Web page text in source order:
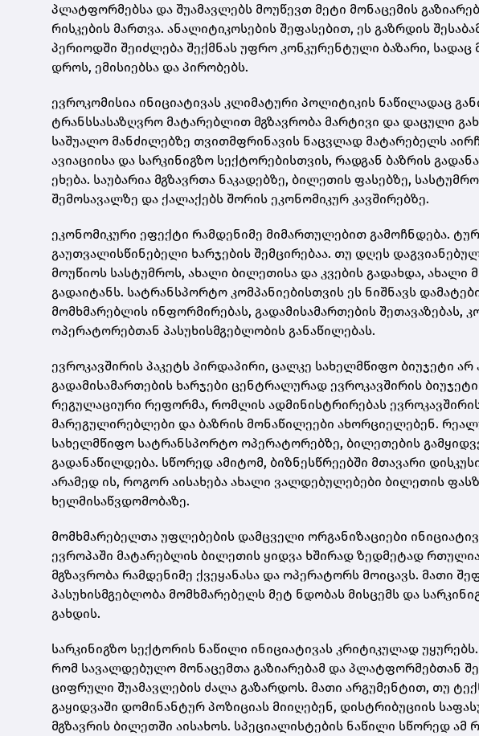
პლატფორმებსა და შუამავლებს მოუწევთ მეტი მონაცემის
რისკების მართვა. ანალიტიკოსების შეფასებით, ეს გაზრდის
პერიოდში შეიძლება შექმნას უფრო კონკურენტული ბაზარი,
დროს, ემისიებსა და პირობებს.
ევროკომისია ინიციატივას კლიმატური პოლიტიკის ნაწილადაც
ტრანსსასაზღვრო მატარებლით მგზავრობა მარტივი და დაცული
საშუალო მანძილებზე თვითმფრინავის ნაცვლად მატარებელს
ავიაციისა და სარკინიგზო სექტორებისთვის, რადგან ბაზრის
ეხება. საუბარია მგზავრთა ნაკადებზე, ბილეთის ფასებზე,
შემოსავალზე და ქალაქებს შორის ეკონომიკურ კავშირებზე.
ეკონომიკური ეფექტი რამდენიმე მიმართულებით გამოჩნდება.
გაუთვალისწინებელი ხარჯების შემცირებაა. თუ დღეს
მოუწიოს სასტუმროს, ახალი ბილეთისა და კვების გადახდა, ახალი
გადაიტანს. სატრანსპორტო კომპანიებისთვის ეს ნიშნავს
მომხმარებლის ინფორმირებას, გადამისამართების შეთავაზებას,
ოპერატორებთან პასუხისმგებლობის განაწილებას.
ევროკავშირის პაკეტს პირდაპირი, ცალკე სახელმწიფო ბიუჯეტი არ
გადამისამართების ხარჯები ცენტრალურად ევროკავშირის
რეგულაციური რეფორმა, რომლის ადმინისტრირებას
მარეგულირებლები და ბაზრის მონაწილეები ახორციელებენ.
სახელმწიფო სატრანსპორტო ოპერატორებზე, ბილეთების
გადანაწილდება. სწორედ ამიტომ, ბიზნესწრეებში მთავარი
არამედ ის, როგორ აისახება ახალი ვალდებულებები ბილეთის
ხელმისაწვდომობაზე.
მომხმარებელთა უფლებების დამცველი ორგანიზაციები
ევროპაში მატარებლის ბილეთის ყიდვა ხშირად ზედმეტად
მგზავრობა რამდენიმე ქვეყანასა და ოპერატორს მოიცავს. მათი
პასუხისმგებლობა მომხმარებელს მეტ ნდობას მისცემს და
გახდის.
სარკინიგზო სექტორის ნაწილი ინიციატივას კრიტიკულად
რომ სავალდებულო მონაცემთა გაზიარებამ და პლატფორმებთან
ციფრული შუამავლების ძალა გაზარდოს. მათი არგუმენტით, თუ
გაყიდვაში დომინანტურ პოზიციას მიიღებენ, დისტრიბუციის
მგზავრის ბილეთში აისახოს. სპეციალისტების ნაწილი სწორედ